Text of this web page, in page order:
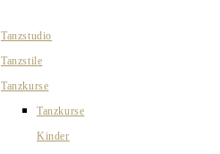
Tanzstudio
Tanzstile
Tanzkurse
Tanzkurse
Kinder